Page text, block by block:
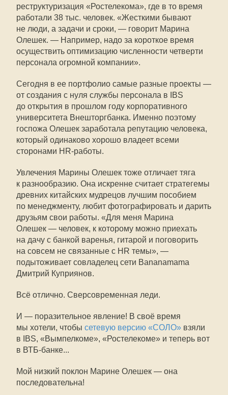
реструктуризация «Ростелекома», где в то время
работали 38 тыс. человек. «Жесткими бывают
не люди, а задачи и сроки, — говорит Марина
Олешек. — Например, надо за короткое время
осуществить оптимизацию численности четверти
персонала огромной компании».
Сегодня в ее портфолио самые разные проекты —
от создания с нуля службы персонала в IBS
до открытия в прошлом году корпоративного
университета Внешторгбанка. Именно поэтому
госпожа Олешек заработала репутацию человека,
который одинаково хорошо владеет всеми
сторонами HR-работы.
Увлечения Марины Олешек тоже отличает тяга
к разнообразию. Она искренне считает стратегемы
древних китайских мудрецов лучшим пособием
по менеджменту, любит фотографировать и дарить
друзьям свои работы. «Для меня Марина
Олешек — человек, к которому можно приехать
на дачу с банкой варенья, гитарой и поговорить
на совсем не связанные с HR темы», —
подытоживает совладелец сети Bananamama
Дмитрий Куприянов.
Всё отлично. Сверсовременная леди.
И — поразительное явление! В своё время
мы хотели, чтобы сетевую версию «СОЛО» взяли
в IBS, «Вымпелкоме», «Ростелекоме» и теперь вот
в ВТБ-банке...
Мой низкий поклон Марине Олешек — она
последовательна!